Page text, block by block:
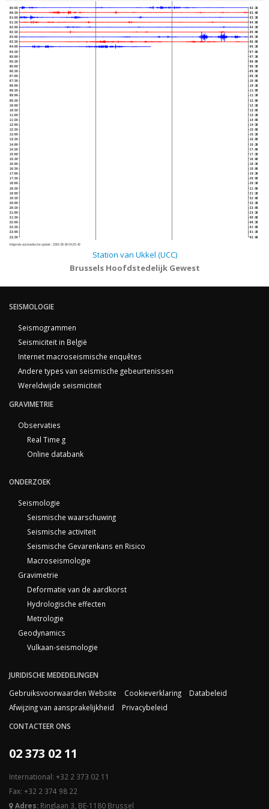
00:00
00:30
01:00
01:30
02:00
02:30
03:00
03:30
04:00
04:30
05:00
05:30
06:00
06:30
07:00
07:30
08:00
08:30
09:00
09:30
10:00
10:30
11:00
11:30
12:00
12:30
13:00
13:30
14:00
14:30
15:00
15:30
16:00
16:30
17:00
17:30
18:00
18:30
19:00
19:30
20:00
20:30
21:00
21:30
22:00
22:30
23:00
23:30
02:30
03:00
03:30
04:00
04:30
05:00
05:30
06:00
06:30
07:00
07:30
08:00
08:30
09:00
09:30
10:00
10:30
11:00
11:30
12:00
12:30
13:00
13:30
14:00
14:30
15:00
15:30
16:00
16:30
17:00
17:30
18:00
18:30
19:00
19:30
20:00
20:30
21:00
21:30
22:00
22:30
23:00
23:30
00:00
00:30
01:00
01:30
02:00
Volgende automatische update : 2026-08-09 04:25:40
Station van Ukkel (UCC)
Brussels Hoofdstedelijk Gewest
SEISMOLOGIE
Seismogrammen
Seismiciteit in België
Internet macroseismische enquêtes
Andere types van seismische gebeurtenissen
Wereldwijde seismiciteit
GRAVIMETRIE
Observaties
Real Time g
Online databank
ONDERZOEK
Seismologie
Seismische waarschuwing
Seismische activiteit
Seismische Gevarenkans en Risico
Macroseismologie
Gravimetrie
Deformatie van de aardkorst
Hydrologische effecten
Metrologie
Geodynamics
Vulkaan-seismologie
JURIDISCHE MEDEDELINGEN
Gebruiksvoorwaarden Website
Cookieverklaring
Databeleid
Afwijzing van aansprakelijkheid
Privacybeleid
CONTACTEER ONS
02 373 02 11
International: +32 2 373 02 11
Fax: +32 2 374 98 22
Adres: Ringlaan 3, BE-1180 Brussel